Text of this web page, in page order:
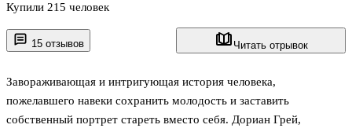
15 отзывов Читать отрывок
Завораживающая и интригующая история человека,
пожелавшего навеки сохранить молодость и заставить
собственный портрет стареть вместо себя. Дориан Грей,
Купили 215 человек